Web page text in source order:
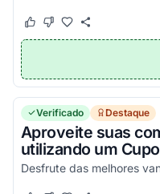
Este cupom funcionou
Este cupom não
Verificado Destaque
Aproveite suas
utilizando um